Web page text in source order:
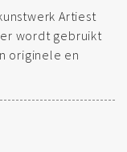
Artiest
wordt gebruikt
originele en